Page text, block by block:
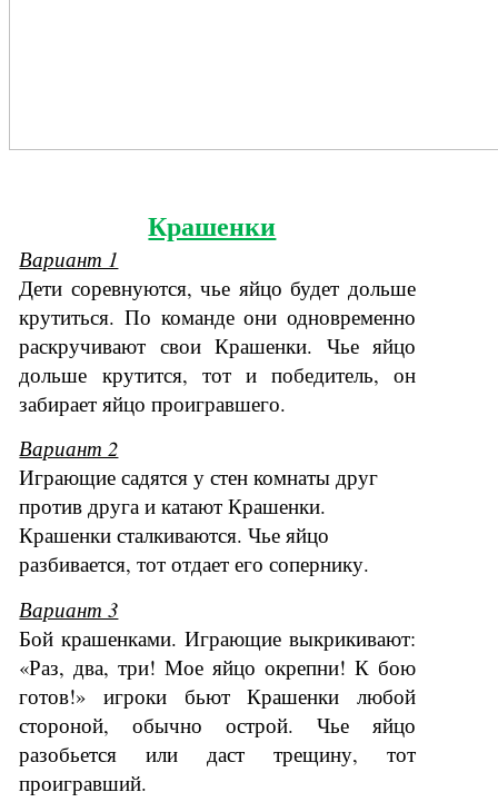
Крашенки
Вариант 1
Дети соревнуются, чье яйцо будет дольше
крутиться. По команде они одновременно
раскручивают свои Крашенки. Чье яйцо
дольше крутится, тот и победитель, он
забирает яйцо проигравшего.
Вариант 2
Играющие садятся у стен комнаты друг
против друга и катают Крашенки.
Крашенки сталкиваются. Чье яйцо
разбивается, тот отдает его сопернику.
Вариант 3
Бой крашенками. Играющие выкрикивают:
«Раз, два, три! Мое яйцо окрепни! К бою
готов!» игроки бьют Крашенки любой
стороной, обычно острой. Чье яйцо
разобьется или даст трещину, тот
проигравший.